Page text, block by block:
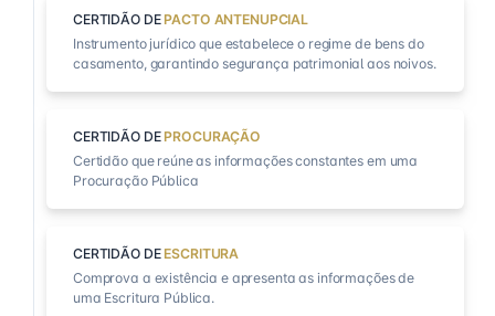
CERTIDÃO DE PACTO ANTENUPCIAL
Instrumento jurídico que estabelece o regime de bens do
casamento, garantindo segurança patrimonial aos noivos.
CERTIDÃO DE PROCURAÇÃO
Certidão que reúne as informações constantes em uma
Procuração Pública
CERTIDÃO DE ESCRITURA
Comprova a existência e apresenta as informações de
uma Escritura Pública.